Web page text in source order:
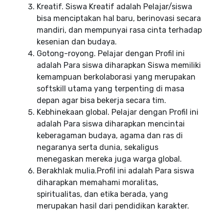
Kreatif. Siswa Kreatif adalah Pelajar/siswa
bisa menciptakan hal baru, berinovasi secara
mandiri, dan mempunyai rasa cinta terhadap
kesenian dan budaya.
Gotong-royong. Pelajar dengan Profil ini
adalah Para siswa diharapkan Siswa memiliki
kemampuan berkolaborasi yang merupakan
softskill utama yang terpenting di masa
depan agar bisa bekerja secara tim.
Kebhinekaan global. Pelajar dengan Profil ini
adalah Para siswa diharapkan mencintai
keberagaman budaya, agama dan ras di
negaranya serta dunia, sekaligus
menegaskan mereka juga warga global.
Berakhlak mulia.Profil ini adalah Para siswa
diharapkan memahami moralitas,
spiritualitas, dan etika berada, yang
merupakan hasil dari pendidikan karakter.